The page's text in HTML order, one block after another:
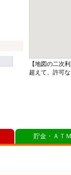
【地図の二次
超えて、許可
貯金・ＡＴ